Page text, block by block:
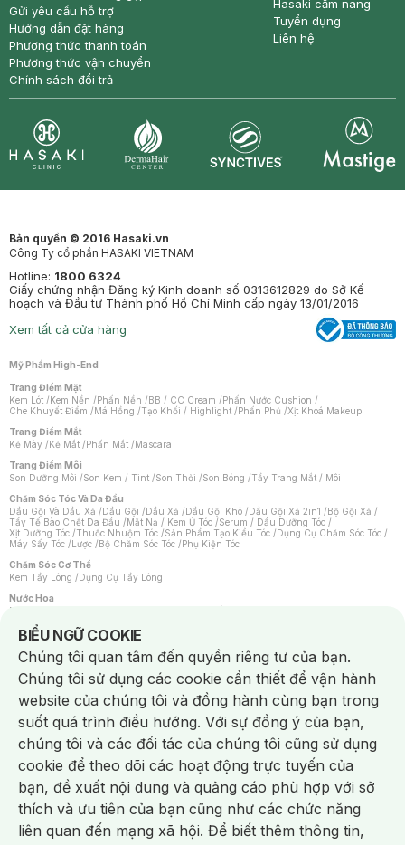
Gửi yêu cầu hỗ trợ
Hướng dẫn đặt hàng
Phương thức thanh toán
Phương thức vận chuyển
Chính sách đổi trả
Hasaki cẩm nang
Tuyển dụng
Liên hệ
Bản quyền © 2016 Hasaki.vn
Công Ty cổ phần HASAKI VIETNAM
Hotline: 1800 6324
Giấy chứng nhận Đăng ký Kinh doanh số 0313612829 do Sở Kế
hoạch và Đầu tư Thành phố Hồ Chí Minh cấp ngày 13/01/2016
Xem tất cả cửa hàng
Mỹ Phẩm High-End
Trang Điểm Mặt
Kem Lót /Kem Nền /Phấn Nền /BB / CC Cream /Phấn Nước Cushion /
Che Khuyết Điểm /Má Hồng /Tạo Khối / Highlight /Phấn Phủ /Xịt Khoá Makeup
Trang Điểm Mắt
Kẻ Mày /Kẻ Mắt /Phấn Mắt /Mascara
Trang Điểm Môi
Son Dưỡng Môi /Son Kem / Tint /Son Thỏi /Son Bóng /Tẩy Trang Mắt / Môi
Chăm Sóc Tóc Và Da Đầu
Dầu Gội Và Dầu Xả /Dầu Gội /Dầu Xả /Dầu Gội Khô /Dầu Gội Xả 2in1 /Bộ Gội Xả /
Tẩy Tế Bào Chết Da Đầu /Mặt Nạ / Kem Ủ Tóc /Serum / Dầu Dưỡng Tóc /
Xịt Dưỡng Tóc /Thuốc Nhuộm Tóc /Sản Phẩm Tạo Kiểu Tóc /Dụng Cụ Chăm Sóc Tóc /
Máy Sấy Tóc /Lược /Bộ Chăm Sóc Tóc /Phụ Kiện Tóc
Chăm Sóc Cơ Thể
Kem Tẩy Lông /Dụng Cụ Tẩy Lông
Nước Hoa
Nước Hoa Nữ
Chăm Sóc Cá Nhân
Chống Muỗi /Khẩu Trang /Máy Massage/Mặt Nạ Xông Hơi /Nước Rửa Tay/
Sản Phẩm Chăm Sóc Khác /Bàn Chải Đánh Răng /Bàn Chải Điện/
Hỗ Trợ Trắng Răng/Kem Đánh Răng /Máy Tăm Nước/ Nước Súc Miệng/
Tăm / Chỉ Nha Khoa/ Xịt Thơm Miệng / Dung Dịch Vệ Sinh/Dưỡng Vùng Kín/
Khăn Ướt Vệ Sinh Vùng Kín/Băng Vệ Sinh/Tampon/Bọt Cạo Râu /Dao Cạo Râu/
Máy Cạo Râu
Vấn Đề Về Da
Da Dầu / Lỗ Chân Lông To/ Da Khô / Mất Nước/ Da Lão Hóa/ Da Mụn/
Da Nhạy Cảm / Kích Ứng
Da Xỉn Màu Thâm / Nám / Tàn Nhang
Quầng Thâm & Bọng Mắt /Sẹo /Viêm Da Cơ Địa
Dụng Cụ / Phụ Kiện Chăm Sóc Da
Bông Tẩy Trang
Khăn Lau Mặt Khô Dụng Cụ / Máy Rửa Mặt Máy Chăm Sóc Da
Dụng Cụ Chăm Sóc Khác
BIỂU NGỮ COOKIE
Notice about cookies usage
Chúng tôi quan tâm đến quyền riêng tư của bạn.
Chúng tôi sử dụng các cookie cần thiết để vận hành
website của chúng tôi và đồng hành cùng bạn trong
suốt quá trình điều hướng. Với sự đồng ý của bạn,
chúng tôi và các đối tác của chúng tôi cũng sử dụng
cookie để theo dõi các hoạt động trực tuyến của
bạn, đề xuất nội dung và quảng cáo phù hợp với sở
thích và ưu tiên của bạn cũng như các chức năng
liên quan đến mạng xã hội. Để biết thêm thông tin,